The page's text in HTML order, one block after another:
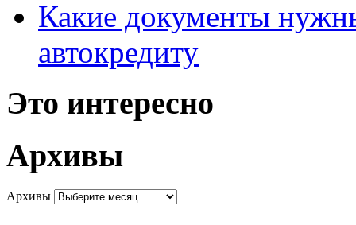
Какие документы
автокредиту
Это интересно
Архивы
Архивы